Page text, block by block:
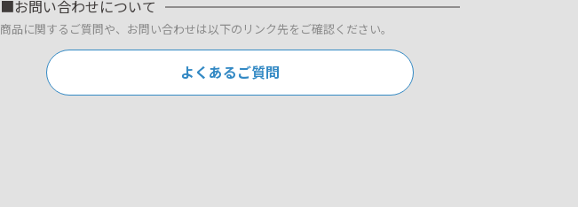
お問い合わせについて
商品に関するご質問や、お問い合わせは以下のリンク先をご確認ください。
よくあるご質問